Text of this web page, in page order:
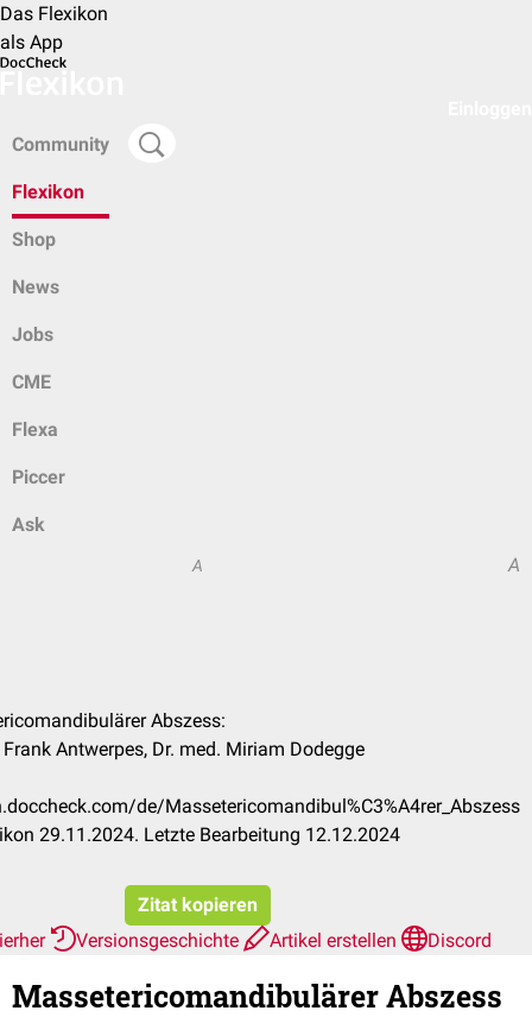
Das Flexikon
als App
Community
Flexikon
Shop
News
Jobs
CME
Flexa
Piccer
Ask
A A
Abszess:
Antwerpes, Dr. med. Miriam Dodegge
de/Massetericomandibul%C3%A4rer_Abszess
29.11.2024. Letzte Bearbeitung 12.12.2024
Zitat kopieren
Versionsgeschichte Artikel erstellen Discord
Massetericomandibulärer Abszess